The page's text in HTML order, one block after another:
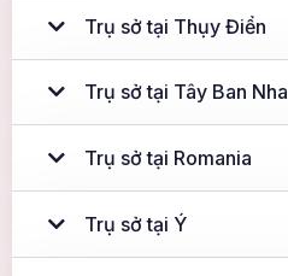
Trụ sở tại Thụy Điển
Trụ sở tại Tây Ban Nha
Trụ sở tại Romania
Trụ sở tại Ý